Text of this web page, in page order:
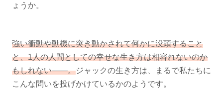
ょうか。
強い衝動や動機に突き動かされて何かに没頭すること
と、1人の人間としての幸せな生き方は相容れないのか
もしれない——。ジャックの生き方は、まるで私たちに
こんな問いを投げかけているかのようです。